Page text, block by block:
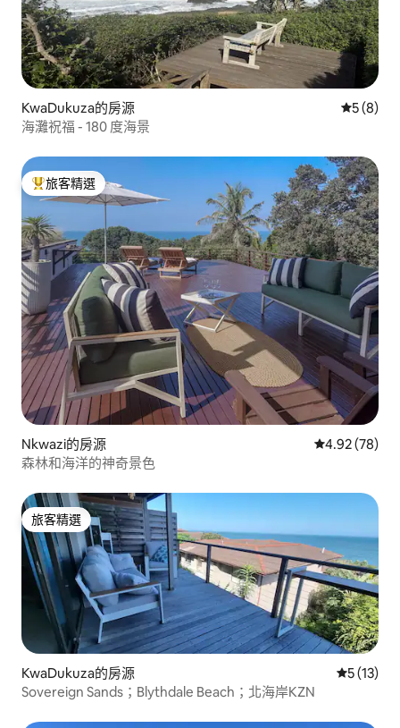
KwaDukuza的房源 從 8 則評
5 (8)
海灘祝福 - 180 度海景
旅客精選榜首
旅客精選
Nkwazi的房源 從 78 則評價
4.92 (78)
森林和海洋的神奇景色
旅客精選
旅客精選
KwaDukuza的房源 從 13 則
5 (13)
Sovereign Sands；Blythdale Beach；北海岸KZN